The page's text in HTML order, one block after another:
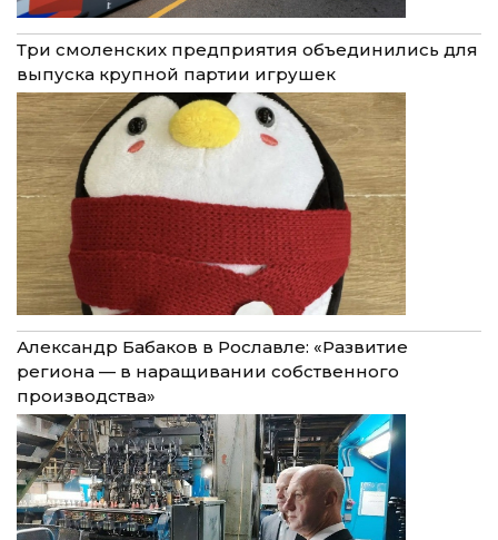
Три смоленских предприятия объединились для
выпуска крупной партии игрушек
Александр Бабаков в Рославле: «Развитие
региона — в наращивании собственного
производства»